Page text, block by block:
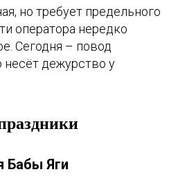
но требует предельного
оператора нередко
Сегодня – повод
несёт дежурство у
Бабы Яги